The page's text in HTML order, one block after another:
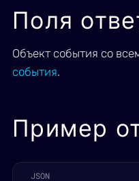
Поля
Объект события со
события.
Пример
JSON